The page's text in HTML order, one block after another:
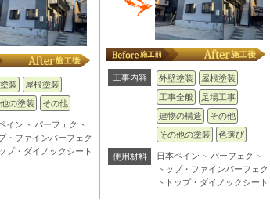
装
屋根塗装
の塗装
その他
イント パーフェクト
・ファインパーフェク
プ・ダイノックシート
工事内容 外壁塗装
屋根塗装
工事全般
足場工事
建物の構造
その他
その他の塗装
色選び
使用材料
日本ペイント パーフェクト
トップ・ファインパーフェク
トトップ・ダイノックシート